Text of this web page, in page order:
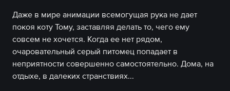
Даже в мире анимации всемогущая рука не дает
покоя коту Тому, заставляя делать то, чего ему
совсем не хочется. Когда ее нет рядом,
очаровательный серый питомец попадает в
неприятности совершенно самостоятельно. Дома, на
отдыхе, в далеких странствиях...